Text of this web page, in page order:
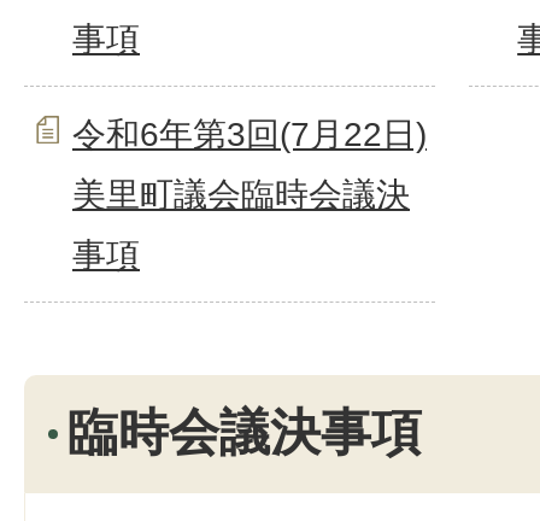
事項
令和6年第3回(7月22日)
美里町議会臨時会議決
事項
臨時会議決事項